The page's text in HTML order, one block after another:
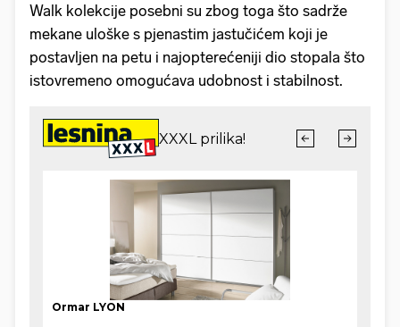
Walk kolekcije posebni su zbog toga što sadrže
mekane uloške s pjenastim jastučićem koji je
postavljen na petu i najopterećeniji dio stopala što
istovremeno omogućava udobnost i stabilnost.